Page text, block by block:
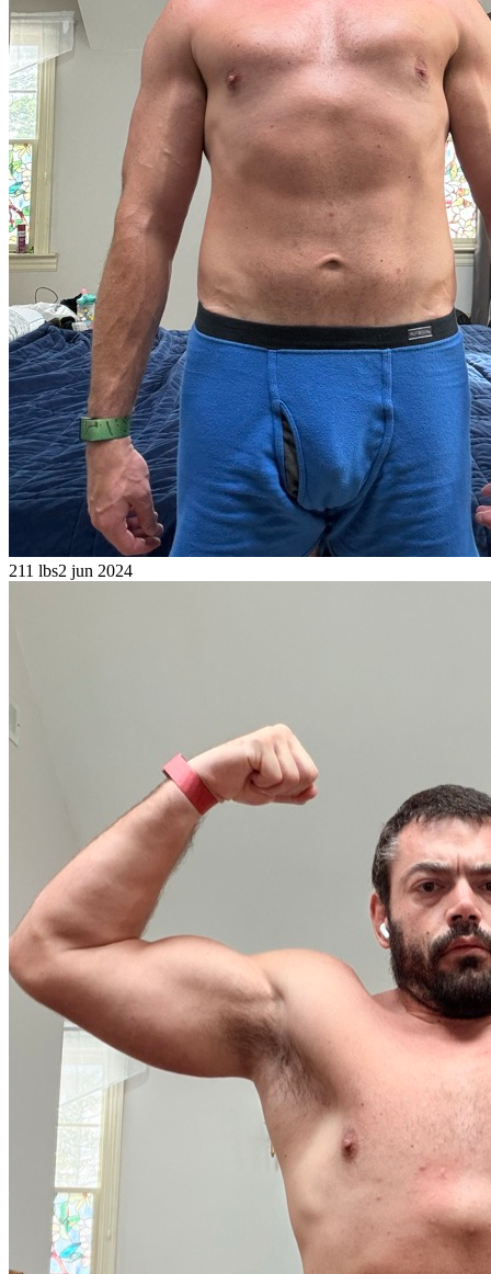
211 lbs2 jun 2024